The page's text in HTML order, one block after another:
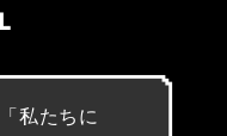
私たち に